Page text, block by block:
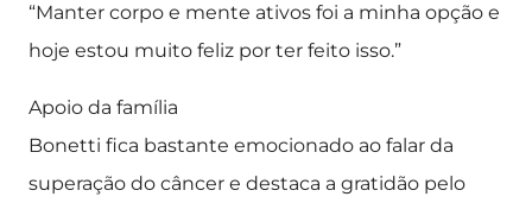
“Manter corpo e mente ativos foi a minha opção e
hoje estou muito feliz por ter feito isso.”
Apoio da família
Bonetti fica bastante emocionado ao falar da
superação do câncer e destaca a gratidão pelo